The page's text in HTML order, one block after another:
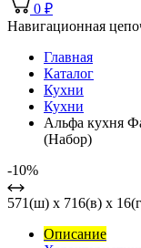
0 ₽
Навигационная
Главная
Каталог
Кухни
Кухни
Альфа кухня
(Набор)
-10%
571(ш) x 716(в) x
Описание